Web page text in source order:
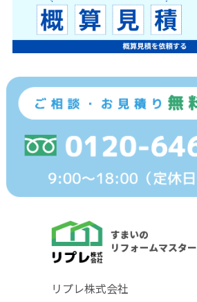
リプレ株式会社